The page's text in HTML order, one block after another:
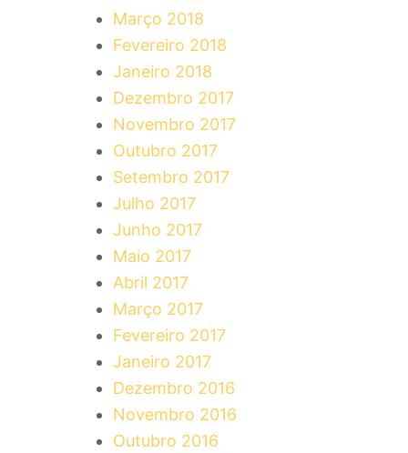
Março 2018
Fevereiro 2018
Janeiro 2018
Dezembro 2017
Novembro 2017
Outubro 2017
Setembro 2017
Julho 2017
Junho 2017
Maio 2017
Abril 2017
Março 2017
Fevereiro 2017
Janeiro 2017
Dezembro 2016
Novembro 2016
Outubro 2016